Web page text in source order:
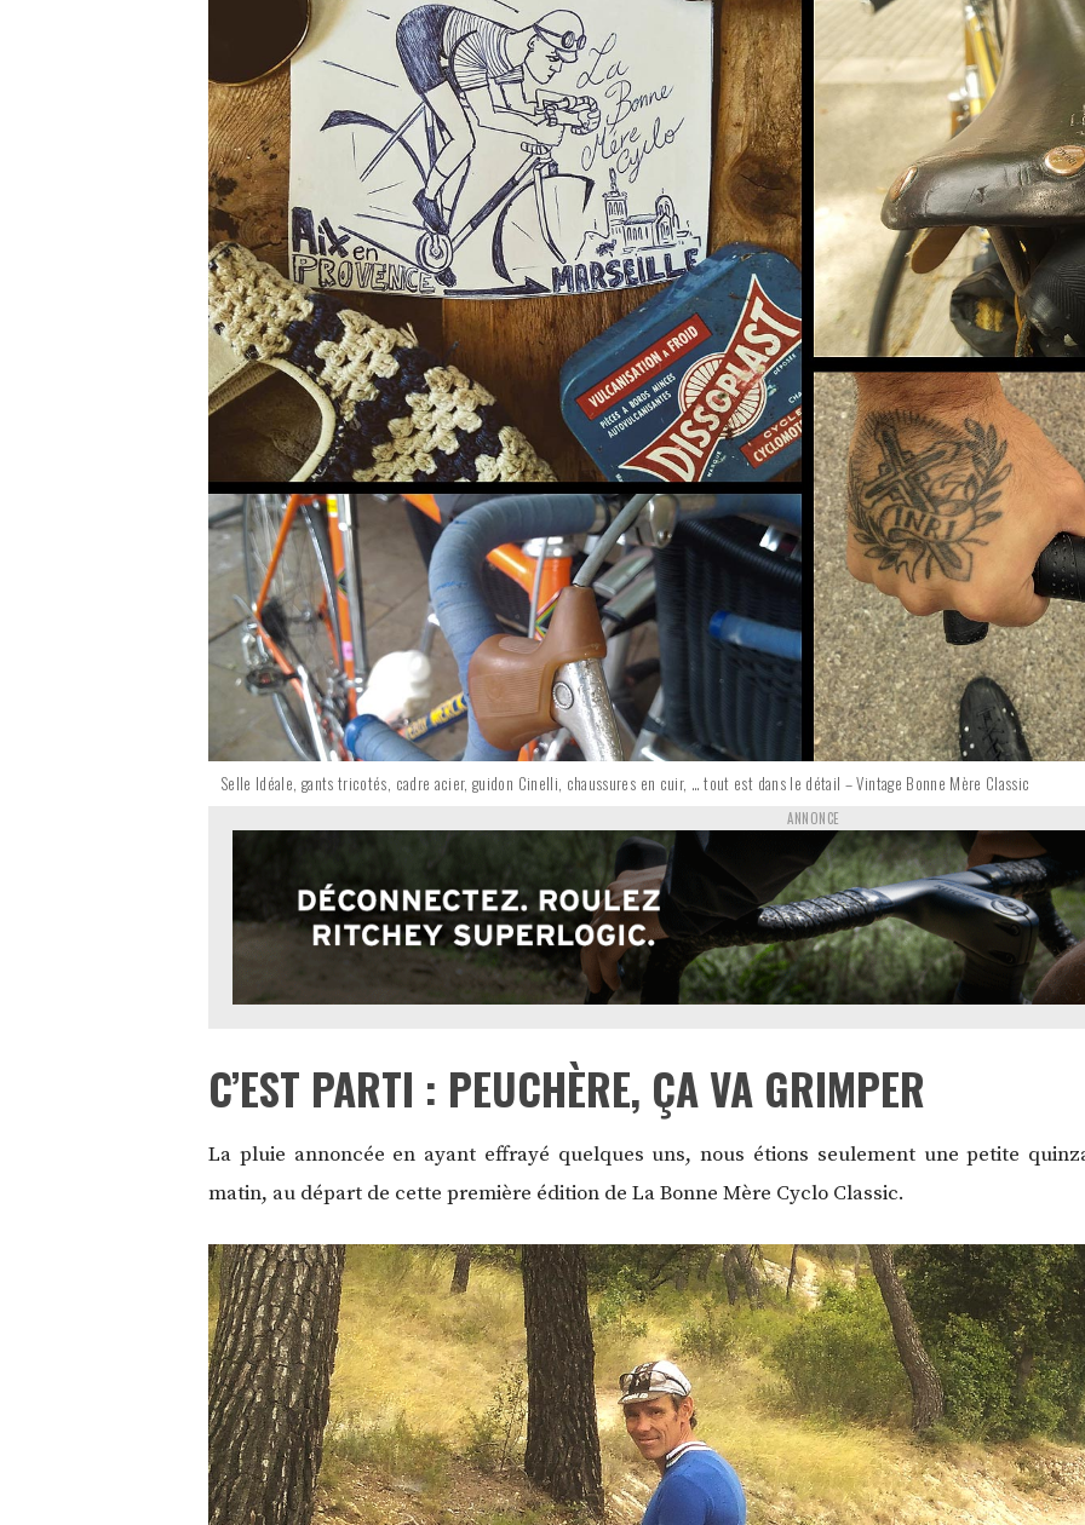
Selle Idéale, gants tricotés, cadre acier, guidon Cinelli, chaussures en cuir, … tout est dans le détail – Vintage Bonne Mère Classic
ANNONCE
C’EST PARTI : PEUCHÈRE, ÇA VA GRIMPER
La pluie annoncée en ayant effrayé quelques uns, nous étions seulement une petite
matin, au départ de cette première édition de La Bonne Mère Cyclo Classic.